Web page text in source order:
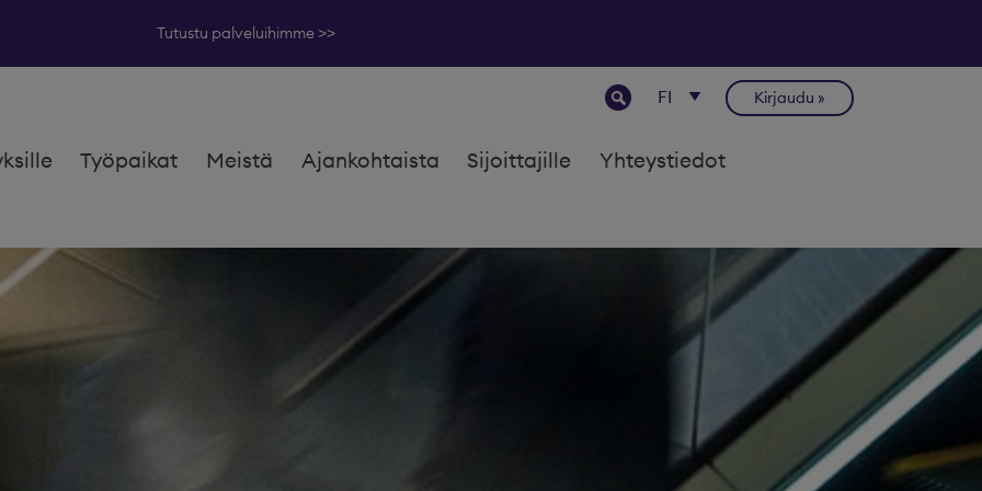
Tutustu palveluihimme >>
Kirjaudu
Työpaikat Meistä Ajankohtaista Sijoittajille Yhteystiedot